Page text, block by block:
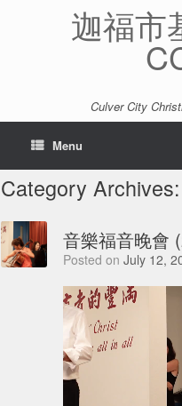
迦福市
Culver City
Menu
Category Archives:
音樂福音晚會
Posted on July 12,
Video
Player